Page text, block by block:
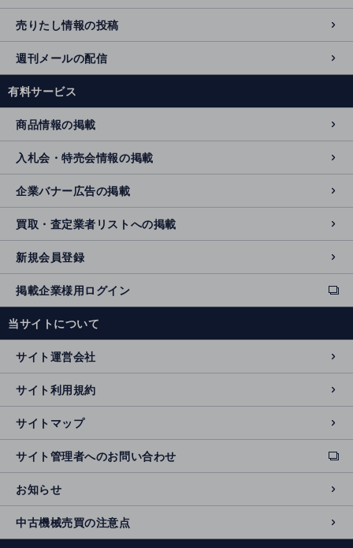
売りたし情報の投稿
週刊メールの配信
有料サービス
商品情報の掲載
入札会・特売会情報の掲載
企業バナー広告の掲載
買取・査定業者リストへの掲載
新規会員登録
掲載企業様用ログイン
ext
e
n
al
si
t
e
当サイトについて
サイト運営会社
サイト利用規約
サイトマップ
サイト管理者へのお問い合わせ
ext
e
r
n
al
si
お知らせ
中古機械売買の注意点